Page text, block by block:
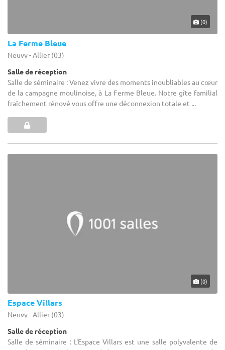
(0)
La Ferme Bleue
Neuvy - Allier (03)
Salle de réception
Salle de séminaire : Venez vivre des moments inoubliables au cœur
de la campagne moulinoise, à La Ferme Bleue. Notre gîte familial
fraîchement rénové vous offre une déconnexion totale et ...
(0)
Espace Villars
Neuvy - Allier (03)
Salle de réception
Salle de séminaire : L'Espace Villars est une salle polyvalente de